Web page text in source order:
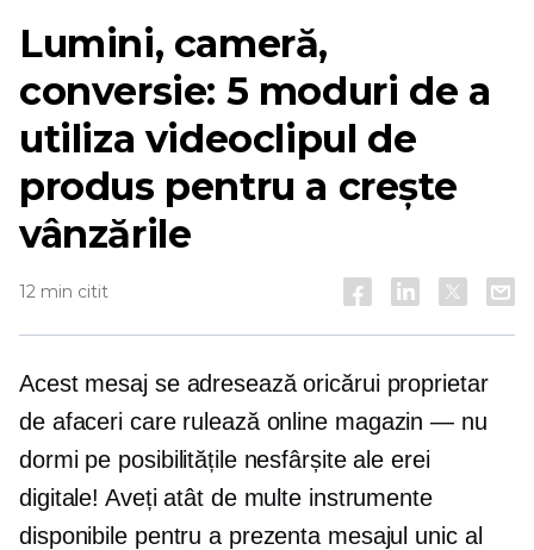
Lumini, cameră,
conversie: 5 moduri de a
utiliza videoclipul de
produs pentru a crește
vânzările
12 min citit
Acest mesaj se adresează oricărui proprietar
de afaceri care rulează online magazin — nu
dormi pe posibilitățile nesfârșite ale erei
digitale! Aveți atât de multe instrumente
disponibile pentru a prezenta mesajul unic al